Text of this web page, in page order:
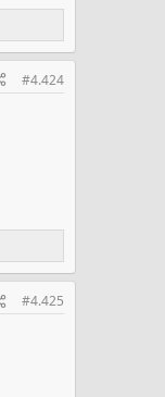
#4.424
#4.425